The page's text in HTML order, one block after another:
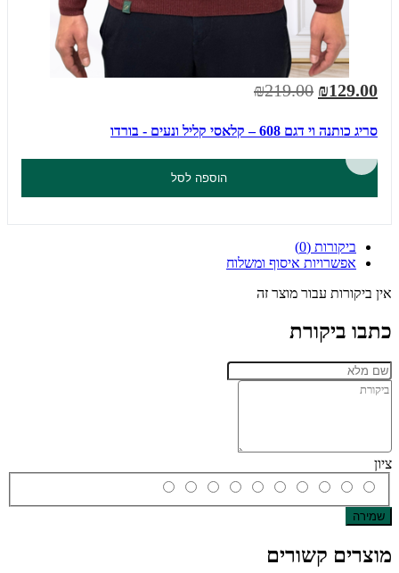
₪129.00
₪219.00
סריג כותנה וי דגם 608 – קלאסי קליל ונעים - בורדו
הוספה לסל
ביקורות (0)
אפשרויות איסוף ומשלוח
אין ביקורות עבור מוצר זה
כתבו ביקורת
ציון
שמירה
מוצרים קשורים